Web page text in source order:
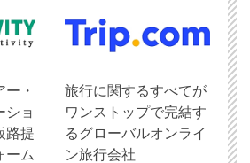
・
ショ
路提
ーム
旅行に関するすべてが
ワンストップで完結す
るグローバルオンライ
ン旅行会社